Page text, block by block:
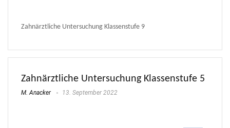
Zahnärztliche Untersuchung Klassenstufe 9
Zahnärztliche Untersuchung Klassenstufe 5
M. Anacker 13. September 2022